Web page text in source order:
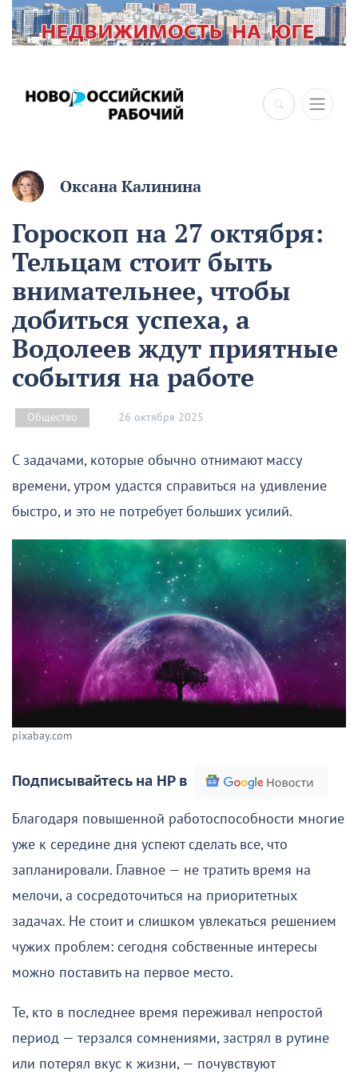
×
Оксана Калинина
Гороскоп на 27 октября:
Тельцам стоит быть
внимательнее, чтобы
добиться успеха, а
Водолеев ждут приятные
события на работе
Общество 26 октября 2025
С задачами, которые обычно отнимают массу
времени, утром удастся справиться на удивление
быстро, и это не потребует больших усилий.
pixabay.com
Подписывайтесь на НР в
Благодаря повышенной работоспособности многие
уже к середине дня успеют сделать все, что
запланировали. Главное — не тратить время на
мелочи, а сосредоточиться на приоритетных
задачах. Не стоит и слишком увлекаться решением
чужих проблем: сегодня собственные интересы
можно поставить на первое место.
Те, кто в последнее время переживал непростой
период — терзался сомнениями, застрял в рутине
или потерял вкус к жизни, — почувствуют